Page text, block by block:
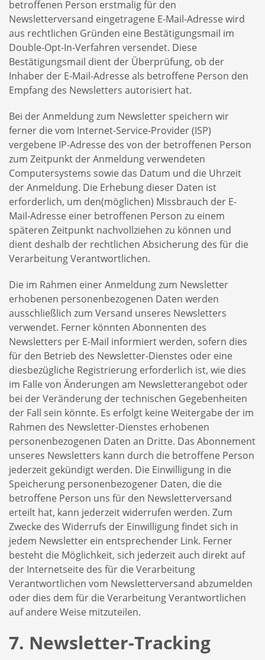
betroffenen Person erstmalig für den
Newsletterversand eingetragene E-Mail-Adresse wird
aus rechtlichen Gründen eine Bestätigungsmail im
Double-Opt-In-Verfahren versendet. Diese
Bestätigungsmail dient der Überprüfung, ob der
Inhaber der E-Mail-Adresse als betroffene Person den
Empfang des Newsletters autorisiert hat.
Bei der Anmeldung zum Newsletter speichern wir
ferner die vom Internet-Service-Provider (ISP)
vergebene IP-Adresse des von der betroffenen Person
zum Zeitpunkt der Anmeldung verwendeten
Computersystems sowie das Datum und die Uhrzeit
der Anmeldung. Die Erhebung dieser Daten ist
erforderlich, um den(möglichen) Missbrauch der E-
Mail-Adresse einer betroffenen Person zu einem
späteren Zeitpunkt nachvollziehen zu können und
dient deshalb der rechtlichen Absicherung des für die
Verarbeitung Verantwortlichen.
Die im Rahmen einer Anmeldung zum Newsletter
erhobenen personenbezogenen Daten werden
ausschließlich zum Versand unseres Newsletters
verwendet. Ferner könnten Abonnenten des
Newsletters per E-Mail informiert werden, sofern dies
für den Betrieb des Newsletter-Dienstes oder eine
diesbezügliche Registrierung erforderlich ist, wie dies
im Falle von Änderungen am Newsletterangebot oder
bei der Veränderung der technischen Gegebenheiten
der Fall sein könnte. Es erfolgt keine Weitergabe der im
Rahmen des Newsletter-Dienstes erhobenen
personenbezogenen Daten an Dritte. Das Abonnement
unseres Newsletters kann durch die betroffene Person
jederzeit gekündigt werden. Die Einwilligung in die
Speicherung personenbezogener Daten, die die
betroffene Person uns für den Newsletterversand
erteilt hat, kann jederzeit widerrufen werden. Zum
Zwecke des Widerrufs der Einwilligung findet sich in
jedem Newsletter ein entsprechender Link. Ferner
besteht die Möglichkeit, sich jederzeit auch direkt auf
der Internetseite des für die Verarbeitung
Verantwortlichen vom Newsletterversand abzumelden
oder dies dem für die Verarbeitung Verantwortlichen
auf andere Weise mitzuteilen.
7. Newsletter-Tracking